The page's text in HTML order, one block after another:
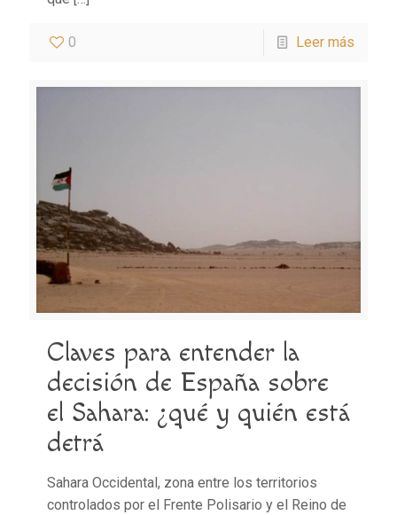
0 Leer más
Claves para entender la
decisión de España sobre
el Sahara: ¿qué y quién está
detrá
Sahara Occidental, zona entre los territorios
controlados por el Frente Polisario y el Reino de